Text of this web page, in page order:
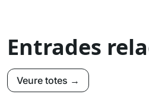
Entrades
Veure totes →